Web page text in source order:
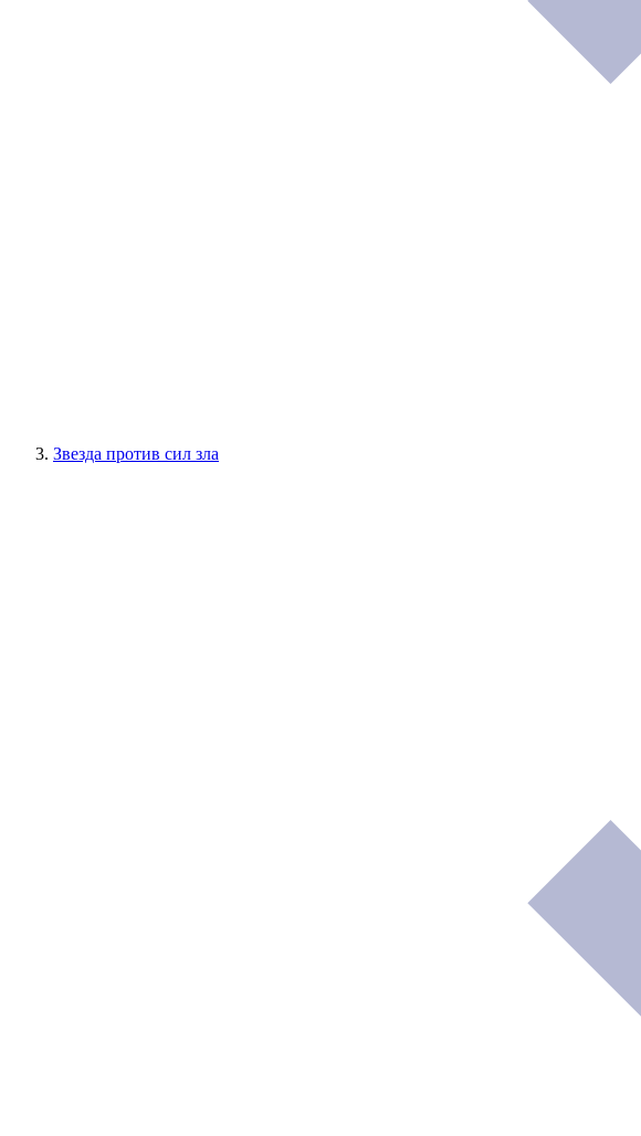
Звезда против сил зла